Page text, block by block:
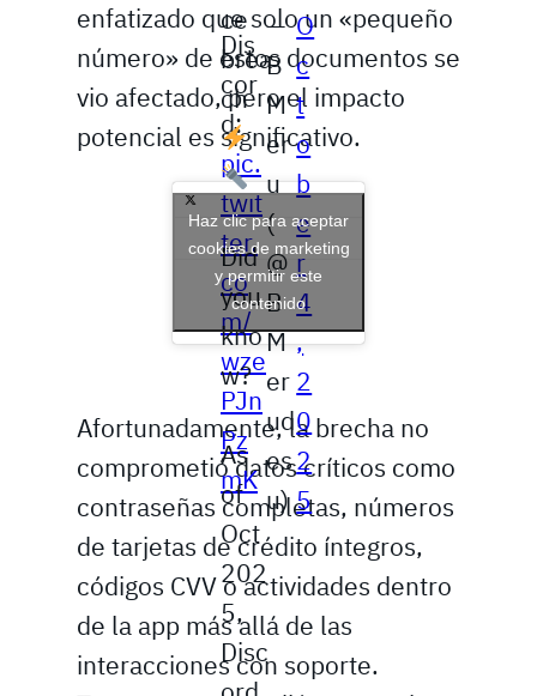
enfatizado que solo un «pequeño
número» de estos documentos se
vio afectado, pero el impacto
potencial es significativo.
Dis
cor
d:
pic.
twit
ter.
co
m/
wze
PJn
Pz
mK
—
B
M
er
u
(
@
B
M
er
ud
es
u)
O
c
t
o
b
e
r
4
,
2
0
2
5
Haz clic para aceptar
cookies de marketing
y permitir este
contenido
Afortunadamente, la brecha no
comprometió datos críticos como
contraseñas completas, números
de tarjetas de crédito íntegros,
códigos CVV o actividades dentro
de la app más allá de las
interacciones con soporte.
ce
brea
ch
Did
you
kno
w?
As
of
Oct
202
5,
Disc